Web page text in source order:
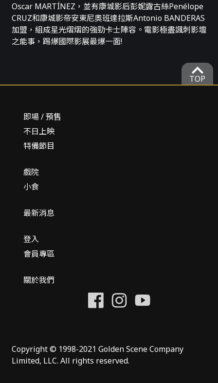
Oscar MARTÍNEZ，並有康城影后彭妮露古絲Penélope
CRUZ和康城影帝安東尼奧班達拉斯Antonio BANDERAS
加盟，組成星光熠熠的強勁卡士陣容。電影極盡諷刺影壇
之能事，踢爆國際影展最爆一面!
expand_more
TOP
即場 / 預售
不日上映
特備節目
戲院
小食
最新消息
登入
會員專區
關於我們
Copyright © 1998-2021 Golden Scene Company
Limited, LLC. All rights reserved.